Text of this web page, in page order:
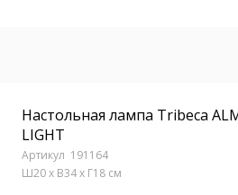
Настольная лампа Tribeca
LIGHT
191164
Ш20 x В34 x Г18 см